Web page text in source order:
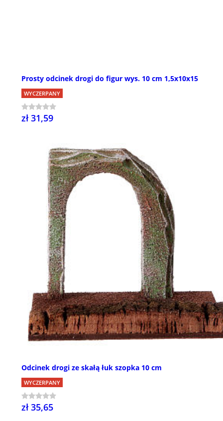
Prosty odcinek drogi do figur wys. 10 cm 1,5x10x15
WYCZERPANY
zł 31,59
Odcinek drogi ze skałą łuk szopka 10 cm
WYCZERPANY
zł 35,65